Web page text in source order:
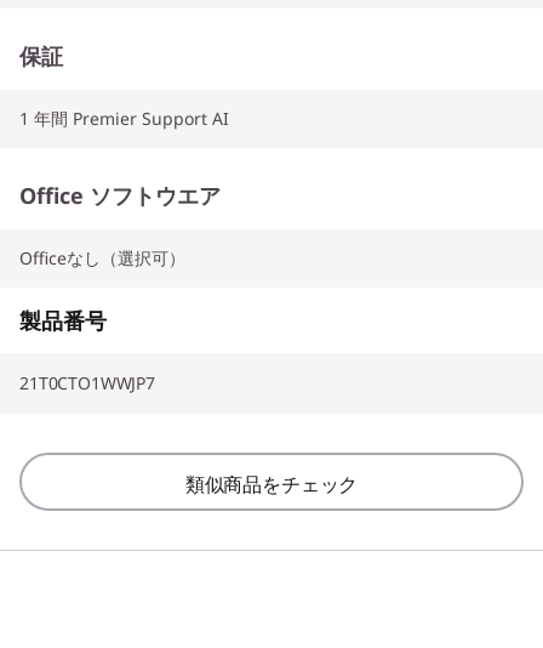
保証
1 年間 Premier Support AI
Office ソフトウエア
Officeなし（選択可）
製品番号
21T0CTO1WWJP7
類似商品をチェック